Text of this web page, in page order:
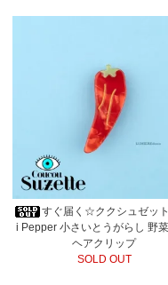
すぐ届く☆ククシュゼッ
i Pepper 小さいとうがらし 野
ヘアクリップ
SOLD OUT